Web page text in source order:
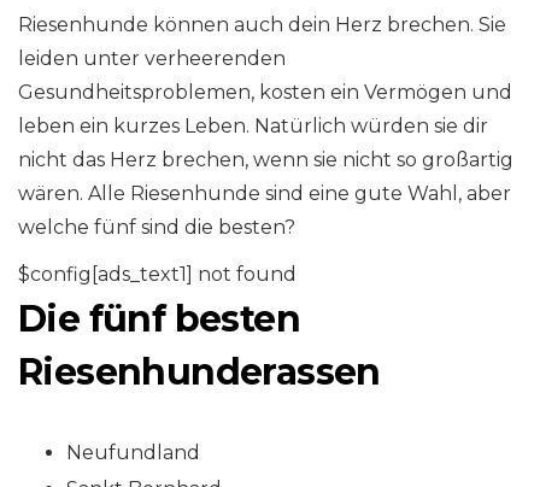
Riesenhunde können auch dein Herz brechen. Sie
leiden unter verheerenden
Gesundheitsproblemen, kosten ein Vermögen und
leben ein kurzes Leben. Natürlich würden sie dir
nicht das Herz brechen, wenn sie nicht so großartig
wären. Alle Riesenhunde sind eine gute Wahl, aber
welche fünf sind die besten?
$config[ads_text1] not found
Die fünf besten
Riesenhunderassen
Neufundland